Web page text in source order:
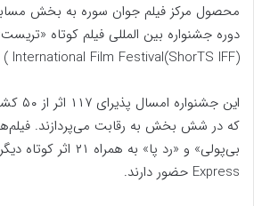
محصول مرکز فیلم جوان سوره به بخش
International Film Festival(ShorTS IFF) ) کشور ایتالیا راه یافتند.
این
که در شش بخش به رقابت می‌پردازند.
Express حضور دارند.